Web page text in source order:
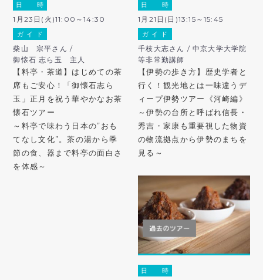
日 時
1月23日(火)11:00～14:30
ガ イ ド
柴山 宗平さん /
御懐石 志ら玉 主人
【料亭・茶道】はじめての茶
席もご安心！「御懐石志ら
玉」正月を祝う華やかなお茶
懐石ツアー
～料亭で味わう日本の”おも
てなし文化”。茶の湯から季
節の食、器まで料亭の面白さ
を体感～
日 時
1月21日(日)13:15～15:45
ガ イ ド
千枝大志さん / 中京大学大学院
等非常勤講師
【伊勢の歩き方】歴史学者と
行く！観光地とは一味違うデ
ィープ伊勢ツアー《河崎編》
～伊勢の台所と呼ばれ信長・
秀吉・家康も重要視した物資
の物流拠点から伊勢のまちを
見る～
日 時